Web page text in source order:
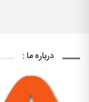
درباره ما :